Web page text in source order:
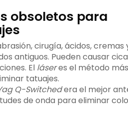
obsoletos para
cirugía, ácidos, cremas
antiguos. Pueden causar
El láseres el método más
tatuajes.
Q-Switchedera el mejor
de onda para eliminar